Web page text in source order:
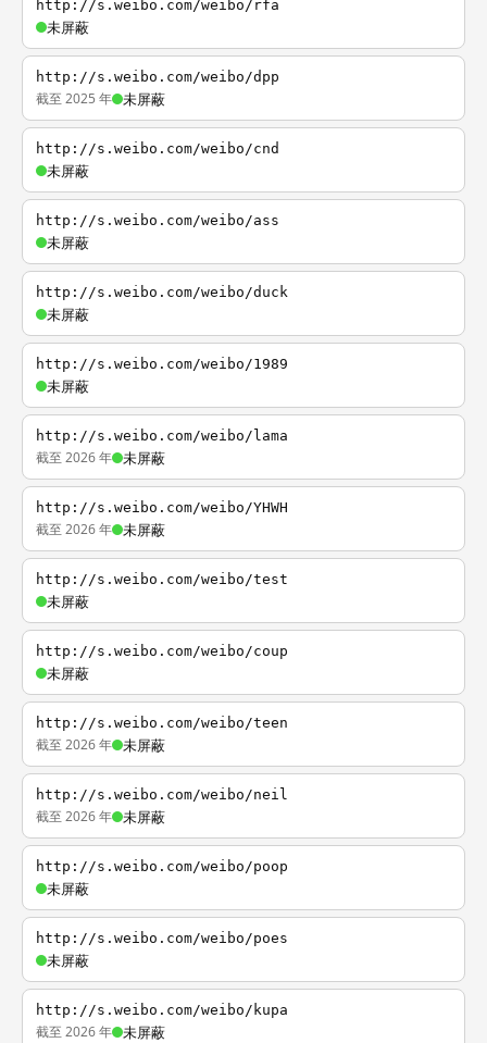
http://s.weibo.com/weibo/rfa
未屏蔽
http://s.weibo.com/weibo/dpp
截至 2025 年 未屏蔽
http://s.weibo.com/weibo/cnd
未屏蔽
http://s.weibo.com/weibo/ass
未屏蔽
http://s.weibo.com/weibo/duck
未屏蔽
http://s.weibo.com/weibo/1989
未屏蔽
http://s.weibo.com/weibo/lama
截至 2026 年 未屏蔽
http://s.weibo.com/weibo/YHWH
截至 2026 年 未屏蔽
http://s.weibo.com/weibo/test
未屏蔽
http://s.weibo.com/weibo/coup
未屏蔽
http://s.weibo.com/weibo/teen
截至 2026 年 未屏蔽
http://s.weibo.com/weibo/neil
截至 2026 年 未屏蔽
http://s.weibo.com/weibo/poop
未屏蔽
http://s.weibo.com/weibo/poes
未屏蔽
http://s.weibo.com/weibo/kupa
截至 2026 年 未屏蔽